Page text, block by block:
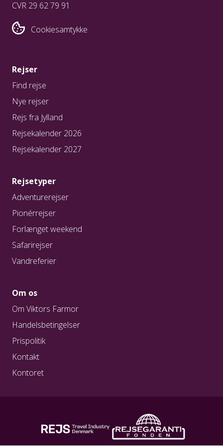
CVR 29 62 79 91
Cookiesamtykke
Rejser
Find rejse
Nye rejser
Rejs fra Jylland
Rejsekalender 2026
Rejsekalender 2027
Rejsetyper
Adventurerejser
Pionérrejser
Forlænget weekend
Safarirejser
Vandreferier
Om os
Om Viktors Farmor
Handelsbetingelser
Prispolitik
Kontakt
Kontoret